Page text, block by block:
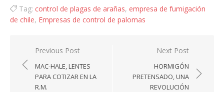
Tag: control de plagas de arañas, empresa de fumigación
de chile, Empresas de control de palomas
Navegación
de
entradas
Previous Post
MAC-HALE, LENTES
PARA COTIZAR EN LA
R.M.
Next Post
HORMIGÓN
PRETENSADO, UNA
REVOLUCIÓN